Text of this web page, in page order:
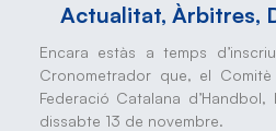
Actualitat, Àrbitres,
Encara estàs a temps
Cronometrador que, el
Federació Catalana
dissabte 13 de novembre.